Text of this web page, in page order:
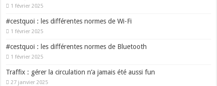
1 février 2025
#cestquoi : les différentes normes de Wi-Fi
1 février 2025
#cestquoi : les différentes normes de Bluetooth
1 février 2025
Traffix : gérer la circulation n’a jamais été aussi fun
27 janvier 2025